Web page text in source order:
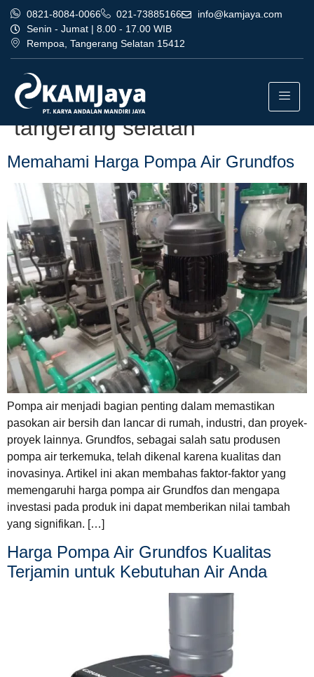
0821-8084-0066 021-73885166
info@kamjaya.com
Senin - Jumat | 8.00 - 17.00 WIB
Rempoa, Tangerang Selatan 15412
Tag:
grundfos termurah
tangerang selatan
Memahami Harga Pompa Air Grundfos
Pompa air menjadi bagian penting dalam memastikan
pasokan air bersih dan lancar di rumah, industri, dan proyek-
proyek lainnya. Grundfos, sebagai salah satu produsen
pompa air terkemuka, telah dikenal karena kualitas dan
inovasinya. Artikel ini akan membahas faktor-faktor yang
memengaruhi harga pompa air Grundfos dan mengapa
investasi pada produk ini dapat memberikan nilai tambah
yang signifikan. […]
Harga Pompa Air Grundfos Kualitas
Terjamin untuk Kebutuhan Air Anda